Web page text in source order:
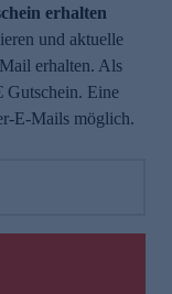
erhalten
und aktuelle
erhalten. Als
Gutschein. Eine
E-Mails möglich.